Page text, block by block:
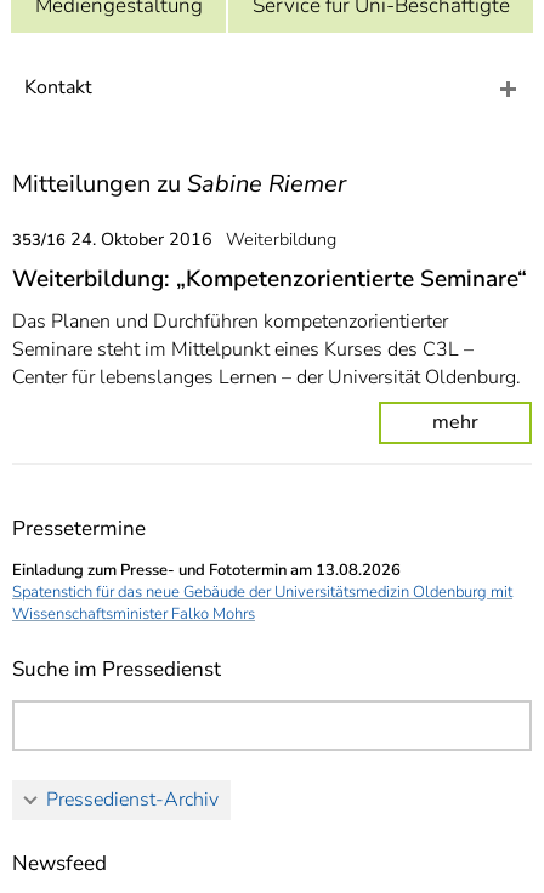
7]
Informationen zur
Kontakt
Mitteilungen zu Sabine Riemer
353/16 24. Oktober 2016 Weiterbildung
Weiterbildung: „Kompetenzorientierte Seminare“
Das Planen und Durchführen kompetenzorientierter
Seminare steht im Mittelpunkt eines Kurses des C3L –
Center für lebenslanges Lernen – der Universität Oldenburg.
mehr
Pressetermine
Einladung zum Presse- und Fototermin am 13.08.2026
Spatenstich für das neue Gebäude der Universitätsmedizin Oldenburg mit
Wissenschaftsminister Falko Mohrs
Suche im Pressedienst
Pressedienst-Archiv
Newsfeed